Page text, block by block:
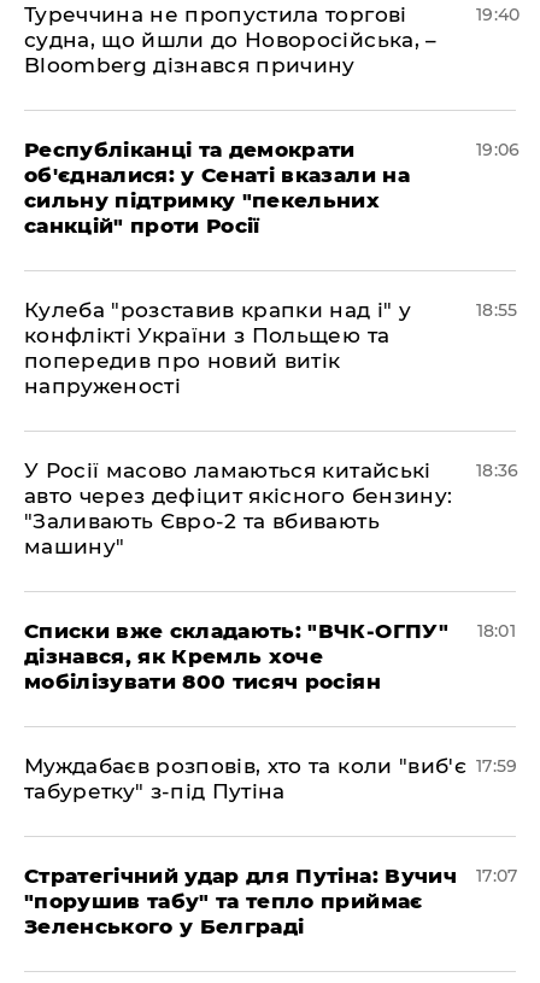
Туреччина не пропустила торгові
судна, що йшли до Новоросійська, –
Bloomberg дізнався причину
19:40
Республіканці та демократи
об'єдналися: у Сенаті вказали на
сильну підтримку "пекельних
санкцій" проти Росії
19:06
Кулеба "розставив крапки над і" у
конфлікті України з Польщею та
попередив про новий витік
напруженості
18:55
У Росії масово ламаються китайські
авто через дефіцит якісного бензину:
"Заливають Євро-2 та вбивають
машину"
18:36
Списки вже складають: "ВЧК-ОГПУ"
дізнався, як Кремль хоче
мобілізувати 800 тисяч росіян
18:01
Муждабаєв розповів, хто та коли "виб'є
табуретку" з-під Путіна
17:59
Стратегічний удар для Путіна: Вучич
"порушив табу" та тепло приймає
Зеленського у Белграді
17:07